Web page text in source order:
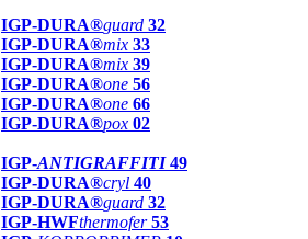
IGP-DURA®guard 32
IGP-DURA®mix 33
IGP-DURA®mix 39
IGP-DURA®one 56
IGP-DURA®one 66
IGP-DURA®pox 02
IGP-ANTIGRAFFITI49
IGP-DURA®cryl 40
IGP-DURA®guard 32
IGP-HWFthermofer 53